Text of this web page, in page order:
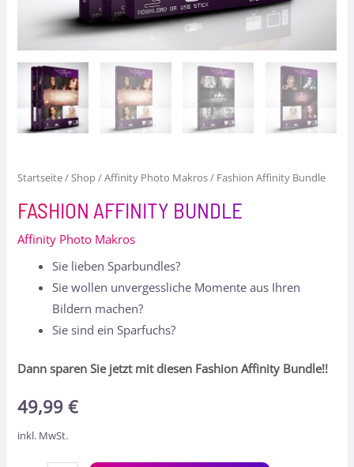
Startseite/ Shop/Affinity Photo Makros/ Fashion Affinity Bundle
FASHION AFFINITY BUNDLE
Affinity Photo Makros
Sie lieben Sparbundles?
Sie wollen unvergessliche Momente aus Ihren
Bildern machen?
Sie sind ein Sparfuchs?
Dann sparen Sie jetzt mit diesen Fashion Affinity Bundle!!
49,99€
inkl. MwSt.